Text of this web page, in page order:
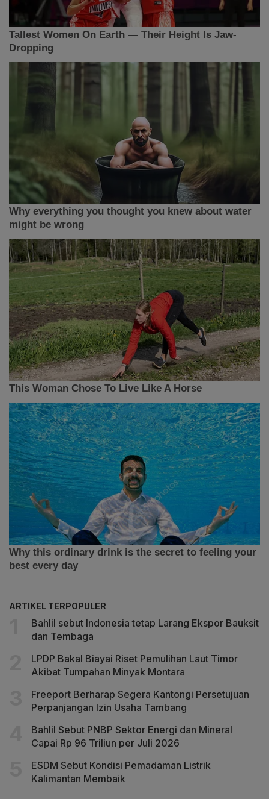
ARTIKEL TERPOPULER
Bahlil sebut Indonesia tetap Larang Ekspor Bauksit
dan Tembaga
LPDP Bakal Biayai Riset Pemulihan Laut Timor
Akibat Tumpahan Minyak Montara
Freeport Berharap Segera Kantongi Persetujuan
Perpanjangan Izin Usaha Tambang
Bahlil Sebut PNBP Sektor Energi dan Mineral
Capai Rp 96 Triliun per Juli 2026
ESDM Sebut Kondisi Pemadaman Listrik
Kalimantan Membaik